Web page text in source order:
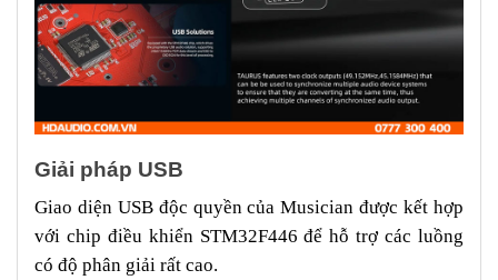
Giải pháp USB
Giao diện USB độc quyền của Musician được kết hợp
với chip điều khiển STM32F446 để hỗ trợ các luồng
có độ phân giải rất cao.